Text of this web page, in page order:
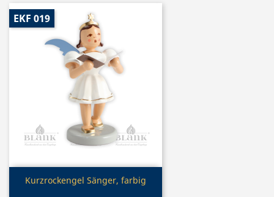
Vorschau
Kurzrockengel Sänger, farbig
EKF 019